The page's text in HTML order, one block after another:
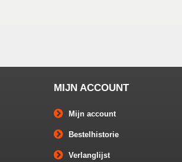
MIJN ACCOUNT
Mijn account
Bestelhistorie
Verlanglijst